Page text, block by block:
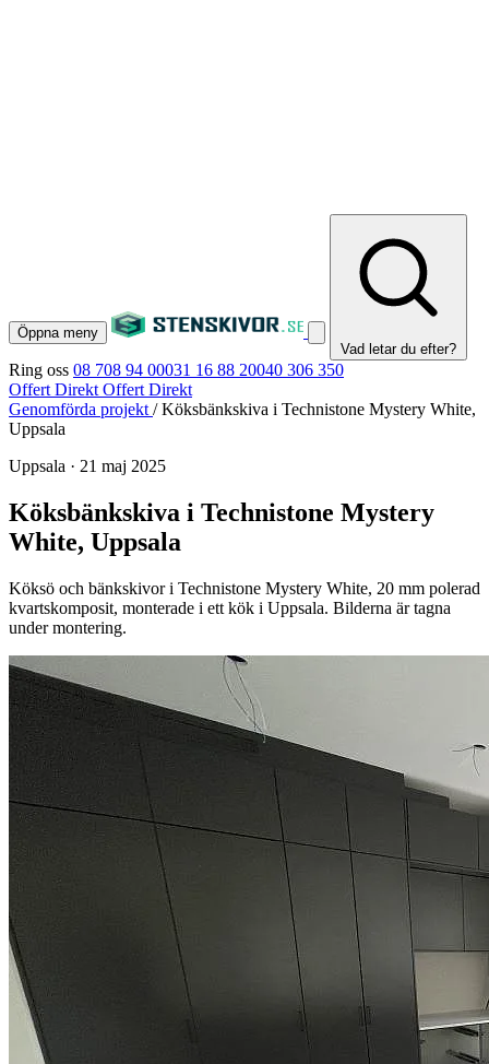
Öppna meny
Vad letar du efter?
Ring oss 08 708 94 00031 16 88 20040 306 350
Offert Direkt Offert Direkt
Genomförda projekt / Köksbänkskiva i Technistone Mystery White,
Uppsala
Uppsala · 21 maj 2025
Köksbänkskiva i Technistone Mystery
White, Uppsala
Köksö och bänkskivor i Technistone Mystery White, 20 mm polerad
kvartskomposit, monterade i ett kök i Uppsala. Bilderna är tagna
under montering.